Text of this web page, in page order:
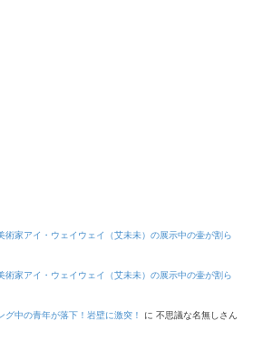
術家アイ・ウェイウェイ（艾未未）の展示中の壷が割ら
術家アイ・ウェイウェイ（艾未未）の展示中の壷が割ら
中の青年が落下！岩壁に激突！ に 不思議な名無しさん